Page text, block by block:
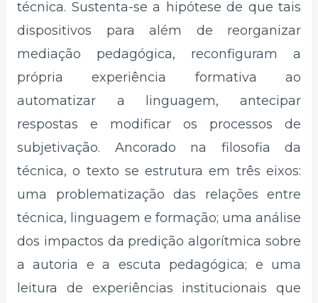
técnica. Sustenta-se a hipótese de que tais
dispositivos para além de reorganizar
mediação pedagógica, reconfiguram a
própria experiência formativa ao
automatizar a linguagem, antecipar
respostas e modificar os processos de
subjetivação. Ancorado na filosofia da
técnica, o texto se estrutura em três eixos:
uma problematização das relações entre
técnica, linguagem e formação; uma análise
dos impactos da predição algorítmica sobre
a autoria e a escuta pedagógica; e uma
leitura de experiências institucionais que